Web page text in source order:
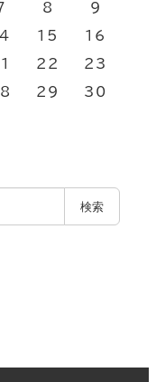
8 9
15 16
22 23
29 30
検索